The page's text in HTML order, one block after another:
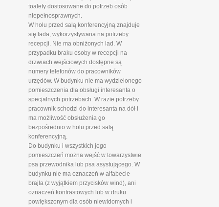
toalety dostosowane do potrzeb osób
niepełnosprawnych.
W holu przed salą konferencyjną znajduje
się lada, wykorzystywana na potrzeby
recepcji. Nie ma obniżonych lad. W
przypadku braku osoby w recepcji na
drzwiach wejściowych dostępne są
numery telefonów do pracowników
urzędów. W budynku nie ma wydzielonego
pomieszczenia dla obsługi interesanta o
specjalnych potrzebach. W razie potrzeby
pracownik schodzi do interesanta na dół i
ma możliwość obsłużenia go
bezpośrednio w holu przed salą
konferencyjną.
Do budynku i wszystkich jego
pomieszczeń można wejść w towarzystwie
psa przewodnika lub psa asystującego. W
budynku nie ma oznaczeń w alfabecie
brajla (z wyjątkiem przycisków wind), ani
oznaczeń kontrastowych lub w druku
powiększonym dla osób niewidomych i